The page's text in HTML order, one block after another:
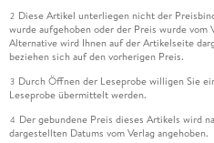
2 Diese Artikel unterliegen nicht der
wurde aufgehoben oder der Preis wurde
Alternative wird Ihnen auf der Artikelseite
beziehen sich auf den vorherigen Preis.
3 Durch Öffnen der Leseprobe willigen Sie
Leseprobe übermittelt werden.
4 Der gebundene Preis dieses Artikels wird
dargestellten Datums vom Verlag angehoben.